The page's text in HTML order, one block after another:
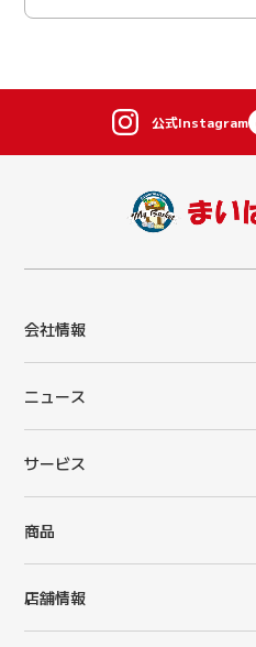
公式Instagram
会社情報
ニュース
サービス
商品
店舗情報